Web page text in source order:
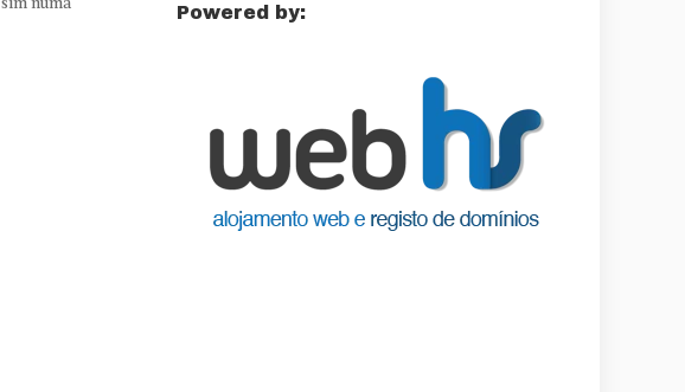
Powered by: